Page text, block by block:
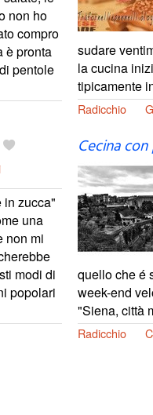
non ho
compro
è pronta
pentole
sudare
la cucina
tipicamente
Radicchio
in zucca"
una
non mi
modi di
popolari
Cecina
quello che é
week-end
"Siena, città
Radicchio